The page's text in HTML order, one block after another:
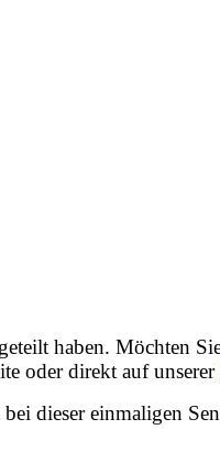
haben. Möchten
oder direkt auf unserer
dieser einmaligen